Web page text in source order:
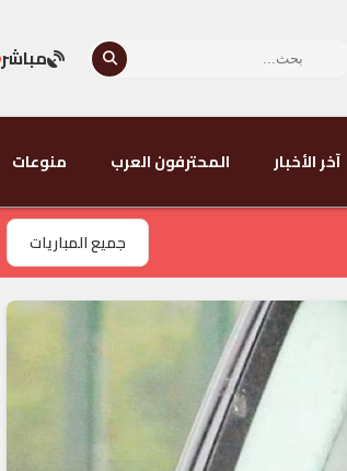
مباشر
آخر الأخبار المحترفون العرب منوعات
جميع المباريات